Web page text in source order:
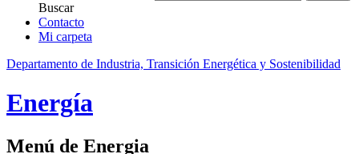
Buscar
Contacto
Mi carpeta
Departamento de Industria, Transición Energética y Sostenibilidad
Energía
Menú de Energia